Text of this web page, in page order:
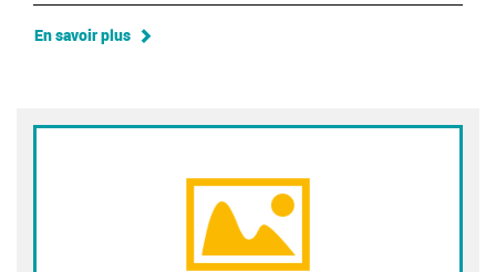
En savoir plus